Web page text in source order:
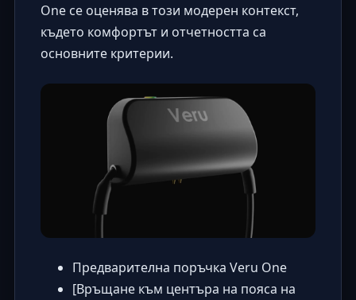
One се оценява в този модерен контекст,
където комфортът и отчетността са
основните критерии.
Предварителна поръчка Veru One
[Връщане към центъра на пояса на